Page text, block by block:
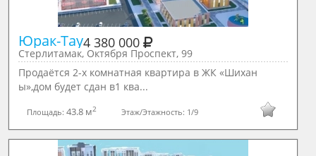
Юрак-Тау4 380 000
Стерлитамак, Октября Проспект, 99
Продаётся 2-х комнатная квартира в ЖК «Шихан
ы»,дом будет сдан в1 ква...
Площадь:43.8 м2 Этаж/Этажность: 1/9